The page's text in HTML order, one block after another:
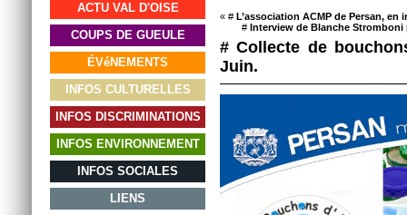
ACTU VAL D'OISE
COUPS DE GUEULE
ÉVéNEMENTS
INFOS CULTURELLES
INFOS DISCRIMINATIONS
INFOS ENVIRONNEMENT
INFOS SOCIALES
LIENS
« # L’association ACMP de Persan, en
# Interview de Blanche
# Collecte de
Juin.